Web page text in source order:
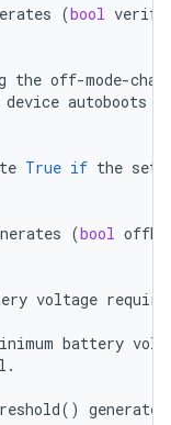
(bool
the off-mode-
device autoboots
True if the
(bool
voltage
battery
.
() generates